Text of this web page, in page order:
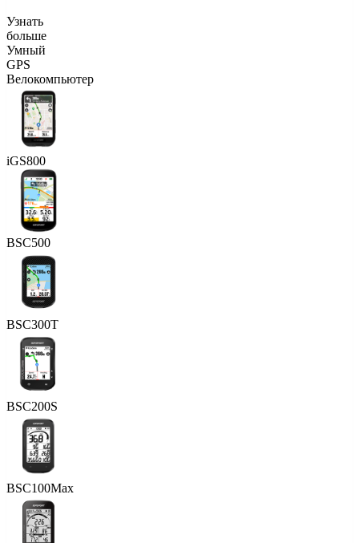
Узнать
больше
Умный
GPS
Велокомпьютер
iGS800
BSC500
BSC300T
BSC200S
BSC100Max